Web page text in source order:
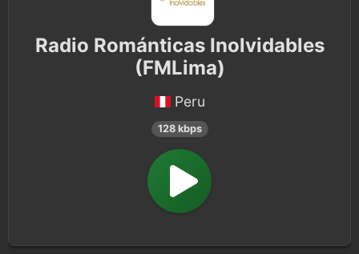
Radio Románticas Inolvidables
(FMLima)
Peru
128 kbps